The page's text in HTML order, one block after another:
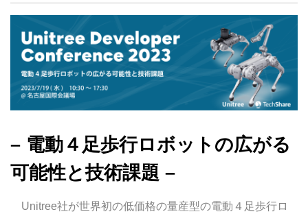
– 電動４足歩行ロボットの広がる
可能性と技術課題 –
Unitree社が世界初の低価格の量産型の電動４足歩行ロ